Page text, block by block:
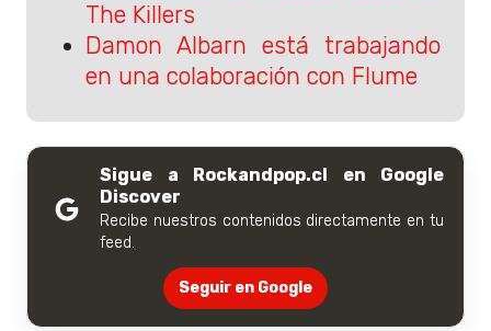
The Killers
Damon Albarn está trabajando
en una colaboración con Flume
Sigue a Rockandpop.cl en Google
Discover
Recibe nuestros contenidos directamente en tu
feed.
Seguir en Google